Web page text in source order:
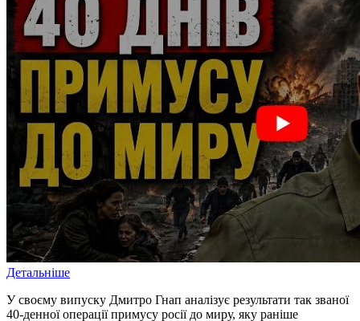
Детальніше
У своєму випуску Дмитро Гнап аналізує результати так званої
40-денної операції примусу росії до миру, яку раніше